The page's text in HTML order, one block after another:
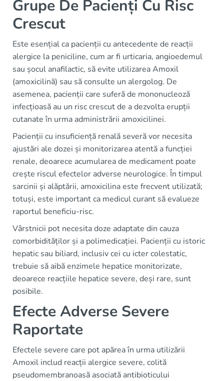
Grupe De Pacienți Cu Risc
Crescut
Este esențial ca pacienții cu antecedente de reacții
alergice la peniciline, cum ar fi urticaria, angioedemul
sau șocul anafilactic, să evite utilizarea Amoxil
(amoxicilină) sau să consulte un alergolog. De
asemenea, pacienții care suferă de mononucleoză
infecțioasă au un risc crescut de a dezvolta erupții
cutanate în urma administrării amoxicilinei.
Pacienții cu insuficiență renală severă vor necesita
ajustări ale dozei și monitorizarea atentă a funcției
renale, deoarece acumularea de medicament poate
crește riscul efectelor adverse neurologice. În timpul
sarcinii și alăptării, amoxicilina este frecvent utilizată;
totuși, este important ca medicul curant să evalueze
raportul beneficiu-risc.
Vârstnicii pot necesita doze adaptate din cauza
comorbidităților și a polimedicației. Pacienții cu istoric
hepatic sau biliard, inclusiv cei cu icter colestatic,
trebuie să aibă enzimele hepatice monitorizate,
deoarece reacțiile hepatice severe, deși rare, sunt
posibile.
Efecte Adverse Severe
Raportate
Efectele severe care pot apărea în urma utilizării
Amoxil includ reacții alergice severe, colită
pseudomembranoasă asociată antibioticului